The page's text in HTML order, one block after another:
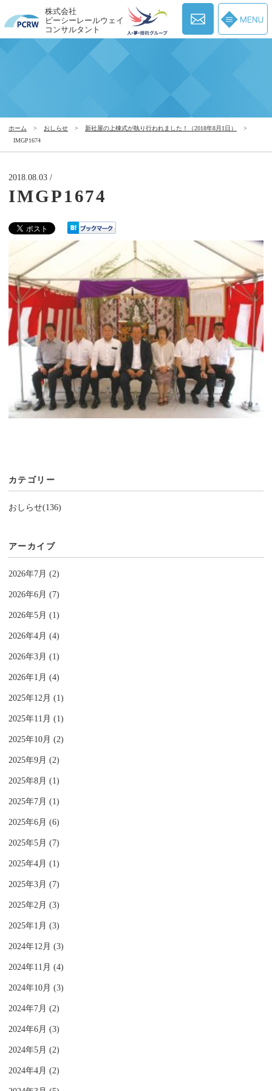
株式会社
ピーシーレールウェイ
コンサルタント
ホーム > おしらせ > 新社屋の上棟式が執り行われました！（2018年8月1日）
>
IMGP1674
2018.08.03 /
IMGP1674
カテゴリー
おしらせ(136)
アーカイブ
2026年7月 (2)
2026年6月 (7)
2026年5月 (1)
2026年4月 (4)
2026年3月 (1)
2026年1月 (4)
2025年12月 (1)
2025年11月 (1)
2025年10月 (2)
2025年9月 (2)
2025年8月 (1)
2025年7月 (1)
2025年6月 (6)
2025年5月 (7)
2025年4月 (1)
2025年3月 (7)
2025年2月 (3)
2025年1月 (3)
2024年12月 (3)
2024年11月 (4)
2024年10月 (3)
2024年7月 (2)
2024年6月 (3)
2024年5月 (2)
2024年4月 (2)